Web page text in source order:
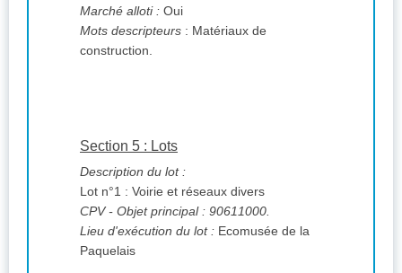
Marché alloti : Oui
Mots descripteurs : Matériaux de
construction.
Section 5 : Lots
Description du lot :
Lot n°1 : Voirie et réseaux divers
CPV- Objet principal : 90611000.
Lieu d'exécution du lot : Ecomusée de la
Paquelais